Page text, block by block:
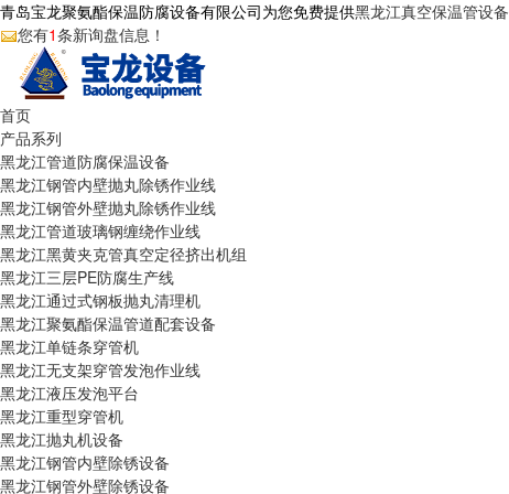
青岛宝龙聚氨酯保温防腐设备有限公司为您免费提供黑龙江真空保温管设备
您有1条新询盘信息！
首页
产品系列
黑龙江管道防腐保温设备
黑龙江钢管内壁抛丸除锈作业线
黑龙江钢管外壁抛丸除锈作业线
黑龙江管道玻璃钢缠绕作业线
黑龙江黑黄夹克管真空定径挤出机组
黑龙江三层PE防腐生产线
黑龙江通过式钢板抛丸清理机
黑龙江聚氨酯保温管道配套设备
黑龙江单链条穿管机
黑龙江无支架穿管发泡作业线
黑龙江液压发泡平台
黑龙江重型穿管机
黑龙江抛丸机设备
黑龙江钢管内壁除锈设备
黑龙江钢管外壁除锈设备